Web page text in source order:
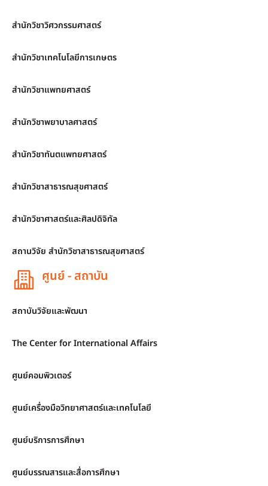
สำนักวิชาวิศวกรรมศาสตร์
สำนักวิชาเทคโนโลยีการเกษตร
สำนักวิชาแพทยศาสตร์
สำนักวิชาพยาบาลศาสตร์
สำนักวิชาทันตแพทยศาสตร์
สำนักวิชาสาธารณสุขศาสตร์
สำนักวิชาศาสตร์และศิลปดิจิทัล
สถานวิจัย สำนักวิชาสาธารณสุขศาสตร์
ศูนย์ - สถาบัน
สถาบันวิจัยและพัฒนา
The Center for International Affairs
ศูนย์คอมพิวเตอร์
ศูนย์เครื่องมือวิทยาศาสตร์และเทคโนโลยี
ศูนย์บริการการศึกษา
ศูนย์บรรณสารและสื่อการศึกษา